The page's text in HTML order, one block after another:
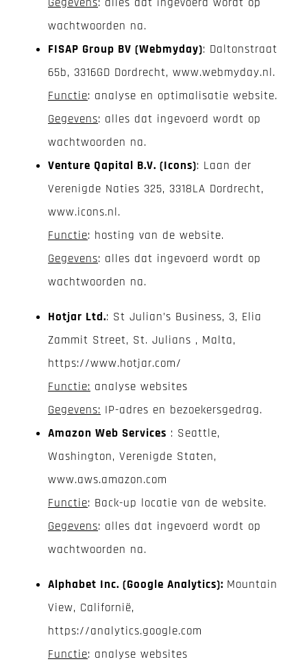
wachtwoorden na.
FISAP Group BV (Webmyday): Daltonstraat
65b, 3316GD Dordrecht, www.webmyday.nl.
Functie: analyse en optimalisatie website.
Gegevens: alles dat ingevoerd wordt op
wachtwoorden na.
Venture Qapital B.V. (Icons): Laan der
Verenigde Naties 325, 3318LA Dordrecht,
www.icons.nl.
Functie: hosting van de website.
Gegevens: alles dat ingevoerd wordt op
wachtwoorden na.
Hotjar Ltd.: St Julian’s Business, 3, Elia
Zammit Street, St. Julians , Malta,
https://www.hotjar.com/
Functie: analyse websites
Gegevens: IP-adres en bezoekersgedrag.
Amazon Web Services : Seattle,
Washington, Verenigde Staten,
www.aws.amazon.com
Functie: Back-up locatie van de website.
Gegevens: alles dat ingevoerd wordt op
wachtwoorden na.
Alphabet Inc. (Google Analytics): Mountain
View, Californië,
https://analytics.google.com
Functie: analyse websites